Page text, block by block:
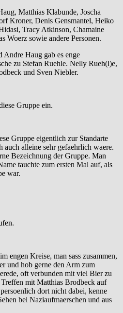
Matthias Klabunde, Joscha
Kroner, Denis Gensmantel, Heiko
Tracy Atkinson, Chamaine
Woerz sowie andere Personen.
Andre Haug gab es enge
zu Stefan Ruehle. Nelly Rueh(l)e,
und Sven Niebler.
Gruppe ein.
Gruppe eigentlich zur Standarte
auch alleine sehr gefaehrlich waere.
Bezeichnung der Gruppe. Man
tauchte zum ersten Mal auf, als
war.
engen Kreise, man sass zusammen,
und hob gerne den Arm zum
oft verbunden mit viel Bier zu
mit Matthias Brodbeck auf
dort nicht dabei, kenne
bei Naziaufmaerschen und aus